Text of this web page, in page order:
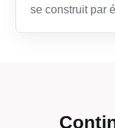
se construit par